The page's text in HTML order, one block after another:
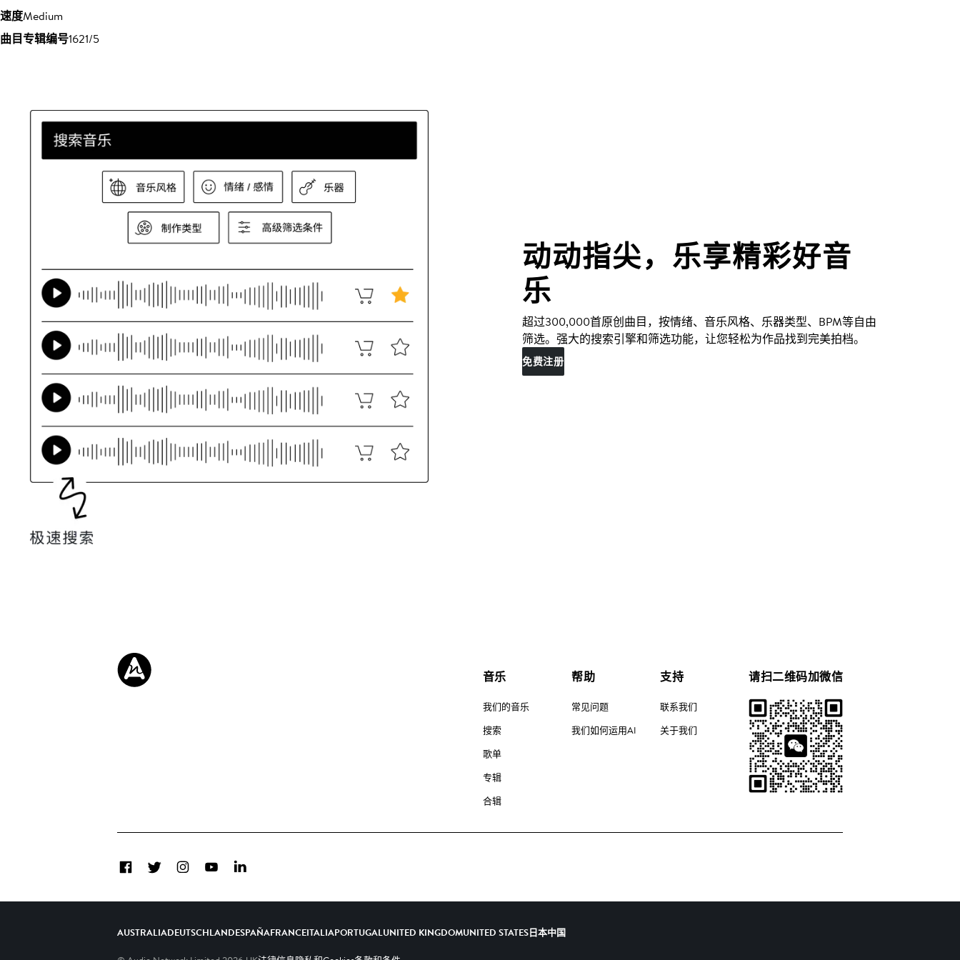
速度Medium
曲目专辑编号1621/5
动动指尖，乐享精彩好音
乐
超过300,000首原创曲目，按情绪、音乐风格、乐器类型、BPM等自由
筛选。强大的搜索引擎和筛选功能，让您轻松为作品找到完美拍档。
免费注册
音乐
我们的音乐
搜索
歌单
专辑
合辑
帮助
常见问题
我们如何运用AI
支持
联系我们
关于我们
请扫二维码加微信
FacebookTwitterInstagramYouTubeLinkedIn
AUSTRALIADEUTSCHLANDESPAÑAFRANCEITALIAPORTUGALUNITED KINGDOMUNITED STATES日本中国